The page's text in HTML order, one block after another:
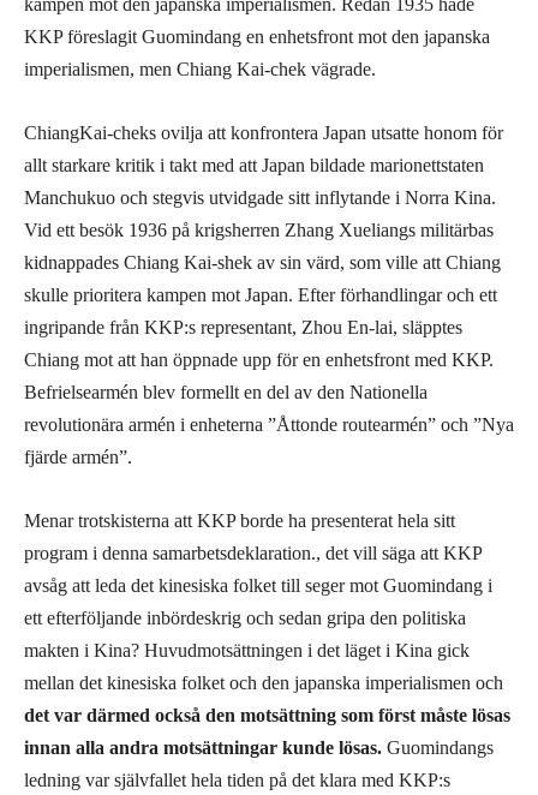
KKP föreslagit Guomindang en enhetsfront mot den japanska
imperialismen, men Chiang Kai-chek vägrade.
ChiangKai-cheks ovilja att konfrontera Japan utsatte honom för
allt starkare kritik i takt med att Japan bildade marionettstaten
Manchukuo och stegvis utvidgade sitt inflytande i Norra Kina.
Vid ett besök 1936 på krigsherren Zhang Xueliangs militärbas
kidnappades Chiang Kai-shek av sin värd, som ville att Chiang
skulle prioritera kampen mot Japan. Efter förhandlingar och ett
ingripande från KKP:s representant, Zhou En-lai, släpptes
Chiang mot att han öppnade upp för en enhetsfront med KKP.
Befrielsearmén blev formellt en del av den Nationella
revolutionära armén i enheterna ”Åttonde routearmén” och ”Nya
fjärde armén”.
Menar trotskisterna att KKP borde ha presenterat hela sitt
program i denna samarbetsdeklaration., det vill säga att KKP
avsåg att leda det kinesiska folket till seger mot Guomindang i
ett efterföljande inbördeskrig och sedan gripa den politiska
makten i Kina? Huvudmotsättningen i det läget i Kina gick
mellan det kinesiska folket och den japanska imperialismen och
det var därmed också den motsättning som först måste lösas
innan alla andra motsättningar kunde lösas. Guomindangs
ledning var självfallet hela tiden på det klara med KKP:s